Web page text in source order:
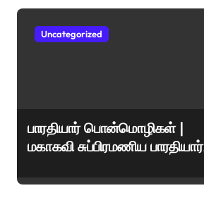
Uncategorized
பாரதியார் பொன்மொழிகள் |
மகாகவி சுப்பிரமணிய பாரதியார்
ஊக்கமளிக்கும் வாசகங்கள்